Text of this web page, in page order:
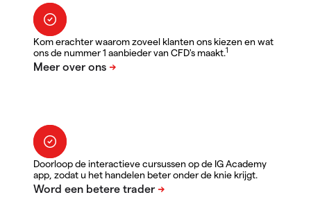
Kom erachter waarom zoveel klanten ons kiezen en wat
ons de nummer 1 aanbieder van CFD's maakt.1
Doorloop de interactieve cursussen op de IG Academy
app, zodat u het handelen beter onder de knie krijgt.